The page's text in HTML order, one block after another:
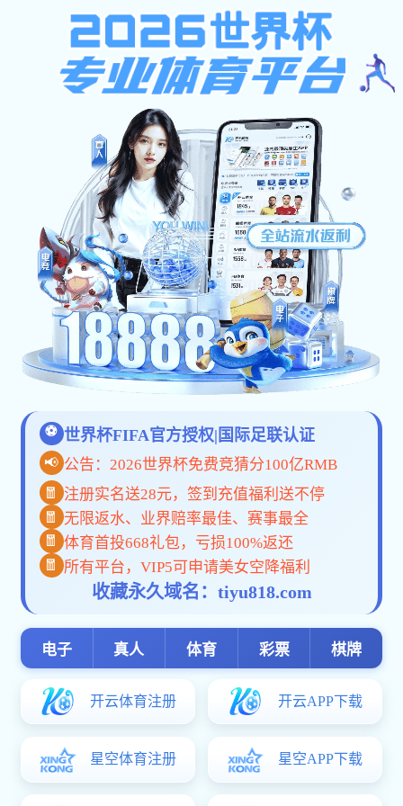
皇冠会员登录
提示：访问地址无效，2837找不到对应的栏目！
首页 关闭此页
皇冠会员登录-浙江中南建设集团